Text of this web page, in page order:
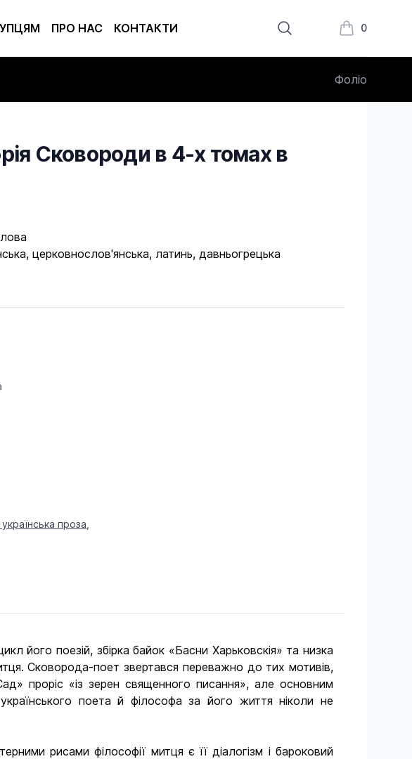
ПРО НАС КОНТАКТИ 0
Книжки в
Фоліо
Сковороди в 4-х томах в
церковнослов'янська, латинь, давньогрецька
проза
його поезій, збірка байок «Басни Харьковскія» та низка
Сковорода-поет звертався переважно до тих мотивів,
проріс «із зерен священного писання», але основним
поета й філософа за його життя ніколи не
рисами філософії митця є її діалогізм і бароковий